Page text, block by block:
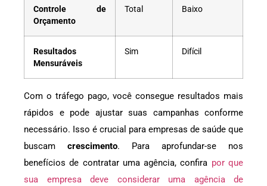
Controle de
Orçamento
Total Baixo
Resultados
Mensuráveis
Sim Difícil
Com o tráfego pago, você consegue resultados mais
rápidos e pode ajustar suas campanhas conforme
necessário. Isso é crucial para empresas de saúde que
buscam crescimento. Para aprofundar-se nos
benefícios de contratar uma agência, confira por que
sua empresa deve considerar uma agência de